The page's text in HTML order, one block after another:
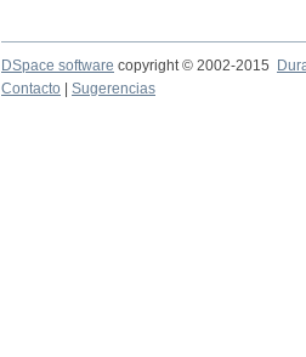
DSpace software copyright © 2002-2015
Contacto
Sugerencias